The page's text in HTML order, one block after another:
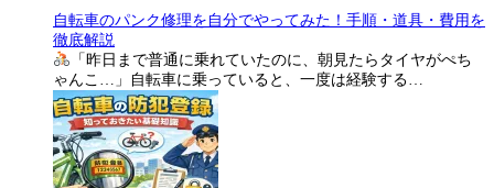
自転車のパンク修理を自分でやってみた！手順・道具・費用を
徹底解説
「昨日まで普通に乗れていたのに、朝見たらタイヤがぺち
ゃんこ…」自転車に乗っていると、一度は経験する…